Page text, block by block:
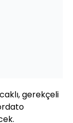
gerekçeli